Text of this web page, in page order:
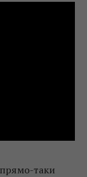
прямо-таки